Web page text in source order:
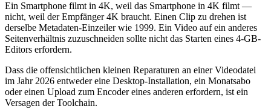
Ein Smartphone filmt in 4K, weil das Smartphone in 4K filmt —
nicht, weil der Empfänger 4K braucht. Einen Clip zu drehen ist
derselbe Metadaten-Einzeiler wie 1999. Ein Video auf ein anderes
Seitenverhältnis zuzuschneiden sollte nicht das Starten eines 4-GB-
Editors erfordern.
Dass die offensichtlichen kleinen Reparaturen an einer Videodatei
im Jahr 2026 entweder eine Desktop-Installation, ein Monatsabo
oder einen Upload zum Encoder eines anderen erfordern, ist ein
Versagen der Toolchain.